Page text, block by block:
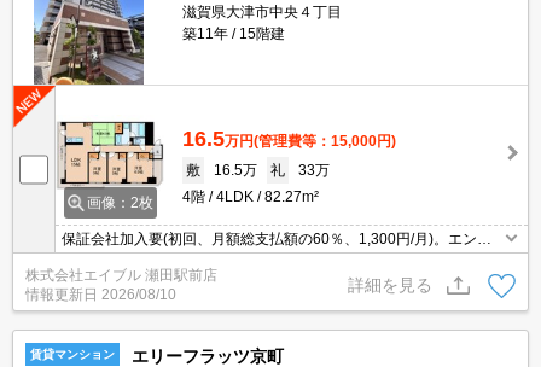
滋賀県大津市中央４丁目
築11年
15階建
画像：2枚
16.5万円(管理費等：15,000円)
敷
16.5万 礼
33万
4階
4LDK 82.27m²
保証会社加入要(初回、月額総支払額の60％、1,300円/月)。エント
ランスオートロック。日当たり良好！心地よい室内環境！。対面式
キッチンで、家族団欒を!。エレベーターあり。浴室乾燥もついてま
すよ。
株式会社エイブル 瀬田駅前店
情報更新日 2026/08/10
詳細を見る
賃貸マンション エリーフラッツ京町